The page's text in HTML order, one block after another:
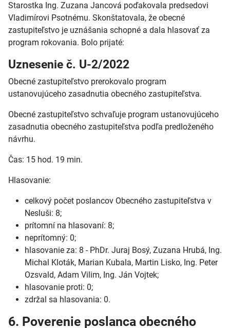
Starostka Ing. Zuzana Jancová poďakovala predsedovi
Vladimírovi Psotnému. Skonštatovala, že obecné
zastupiteľstvo je uznášania schopné a dala hlasovať za
program rokovania. Bolo prijaté:
Uznesenie č. U-2/2022
Obecné zastupiteľstvo prerokovalo program
ustanovujúceho zasadnutia obecného zastupiteľstva.
Obecné zastupiteľstvo schvaľuje program ustanovujúceho
zasadnutia obecného zastupiteľstva podľa predloženého
návrhu.
Čas: 15 hod. 19 min.
Hlasovanie:
celkový počet poslancov Obecného zastupiteľstva v
Nesluši: 8;
prítomní na hlasovaní: 8;
neprítomný: 0;
hlasovanie za: 8 - PhDr. Juraj Bosý, Zuzana Hrubá, Ing.
Michal Kloták, Marian Kubala, Martin Lisko, Ing. Peter
Ozsvald, Adam Vilim, Ing. Ján Vojtek;
hlasovanie proti: 0;
zdržal sa hlasovania: 0.
6. Poverenie poslanca obecného